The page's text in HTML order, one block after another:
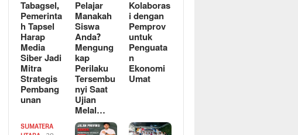
Tabagsel,
Pemerinta
h Tapsel
Harap
Media
Siber Jadi
Mitra
Strategis
Pembang
unan
Pelajar
Manakah
Siswa
Anda?
Mengung
kap
Perilaku
Tersembu
nyi Saat
Ujian
Melal…
Kolaboras
i dengan
Pemprov
untuk
Penguata
n
Ekonomi
Umat
SUMATERA